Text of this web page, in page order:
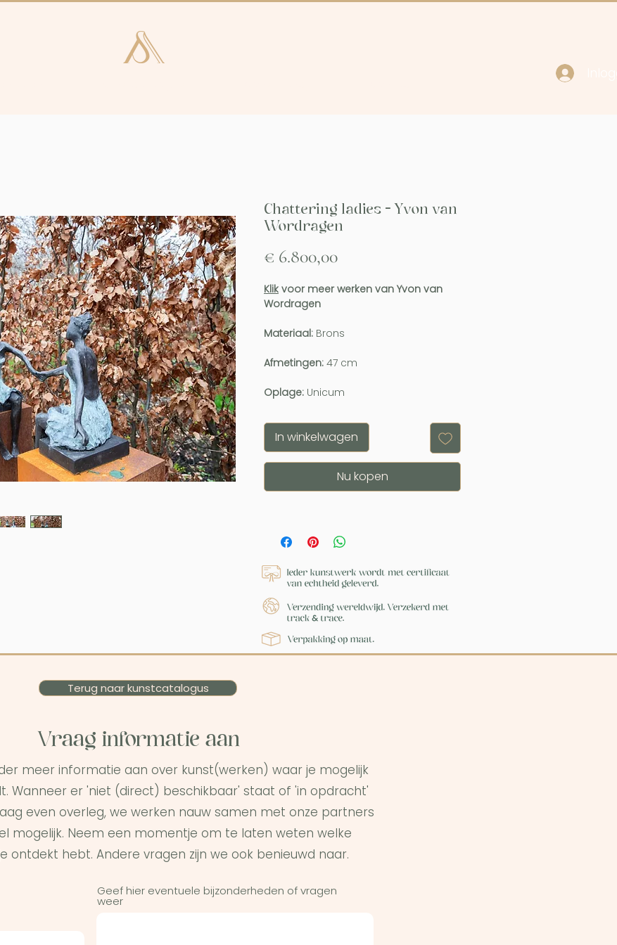
Chattering ladies - Yvon van
Wordragen
€ 6.800,00Prijs
Klik voor meer werken van Yvon van
Wordragen
Materiaal: Brons
Afmetingen: 47 cm
Oplage: Unicum
In winkelwagen
Nu kopen
Terug naar kunstcatalogus
Vraag informatie aan
meer informatie aan over kunst(werken) waar je mogelijk
Wanneer er 'niet (direct) beschikbaar' staat of 'in opdracht'
even overleg, we werken nauw samen met onze partners
mogelijk. Neem een momentje om te laten weten welke
ontdekt hebt. Andere vragen zijn we ook benieuwd naar.
Geef hier eventuele bijzonderheden of vragen
weer